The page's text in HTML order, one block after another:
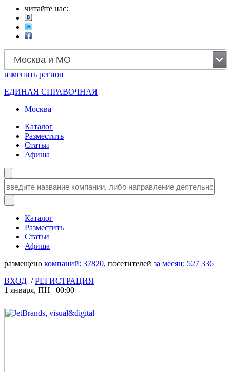
читайте нас:
Москва и МО
изменить регион
ЕДИНАЯ СПРАВОЧНАЯ
Москва
Каталог
Разместить
Статьи
Афиша
Каталог
Разместить
Статьи
Афиша
размещено компаний: 37820, посетителей за месяц: 527 336
ВХОД /РЕГИСТРАЦИЯ
1 января, ПН | 00:00